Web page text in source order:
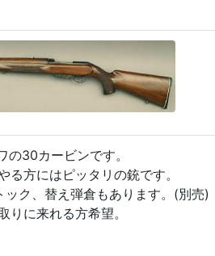
の30カービンです。
る方にはピッタリの銃です。
ック、替え弾倉もあります。(別売)
りに来れる方希望。